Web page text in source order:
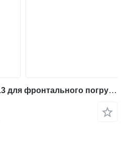
Топливный бак 152-2113 для фронтального погрузчика Caterpillar 962G